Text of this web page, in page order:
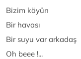
Bizim köyün
Bir havası
Bir suyu var arkadaş
Oh beee !...